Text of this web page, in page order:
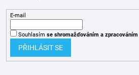
E-mail
Souhlasím se shromažďováním a zpracováním
PŘIHLÁSIT SE